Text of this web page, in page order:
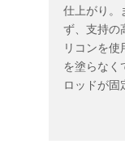
仕上がり。
ず、支持の
リコンを
を塗らなく
ロッドが固